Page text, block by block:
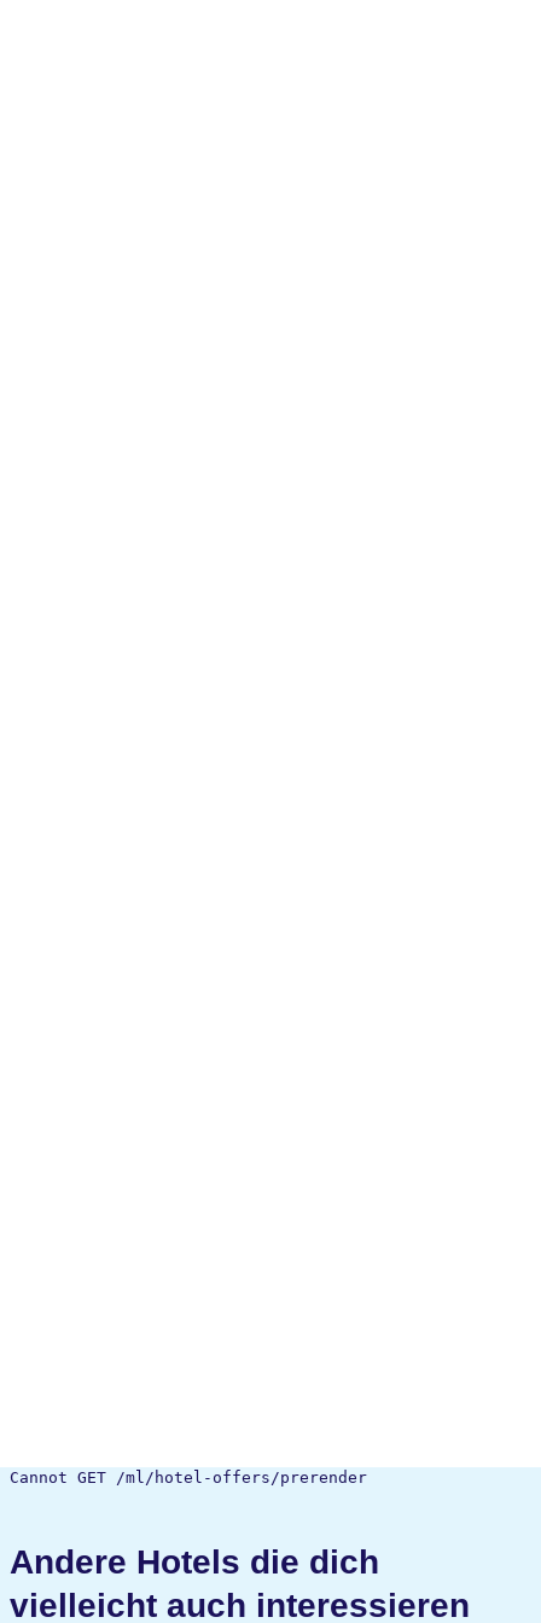
Cannot GET /ml/hotel-offers/prerender
Andere Hotels die dich
vielleicht auch interessieren